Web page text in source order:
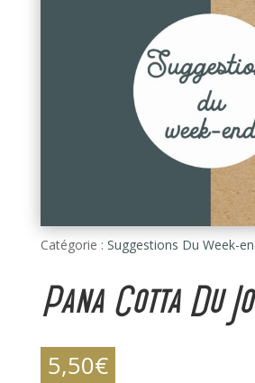
Catégorie : Suggestions Du Week-
Pana Cotta Du
5,50€